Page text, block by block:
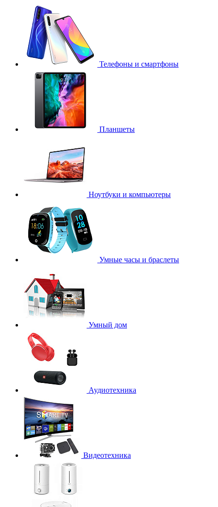
Телефоны и смартфоны
Планшеты
Ноутбуки и компьютеры
Умные часы и браслеты
Умный дом
Аудиотехника
Видеотехника